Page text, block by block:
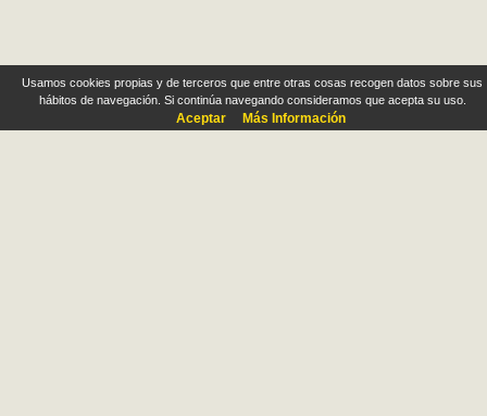
Usamos cookies propias y de terceros que entre otras cosas recogen datos sobre sus
hábitos de navegación. Si continúa navegando consideramos que acepta su uso.
Aceptar Más Información